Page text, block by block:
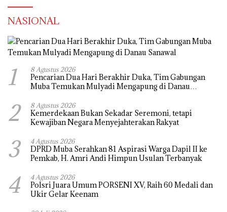
NASIONAL
1 8 Agustus 2026
Pencarian Dua Hari Berakhir Duka, Tim Gabungan
Muba Temukan Mulyadi Mengapung di Danau
2 8 Agustus 2026
Kemerdekaan Bukan Sekadar Seremoni, tetapi
Kewajiban Negara Menyejahterakan Rakyat
3 4 Agustus 2026
DPRD Muba Serahkan 81 Aspirasi Warga Dapil II ke
Pemkab, H. Amri Andi Himpun Usulan Terbanyak
4 4 Agustus 2026
Polsri Juara Umum PORSENI XV, Raih 60 Medali dan
Ukir Gelar Keenam